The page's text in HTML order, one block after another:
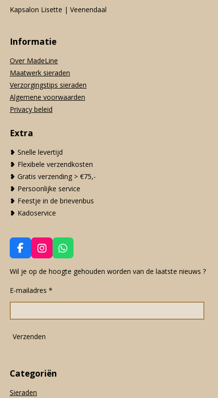
Kapsalon Lisette | Veenendaal
Informatie
Over MadeLine
Maatwerk sieraden
Verzorgingstips sieraden
Algemene voorwaarden
Privacy beleid
Extra
❥ Snelle levertijd
❥ Flexibele verzendkosten
❥ Gratis verzending > €75,-
❥ Persoonlijke service
❥ Feestje in de brievenbus
❥ Kadoservice
F
a
c
b
o
k
I
n
s
a
g
a
m
W
h
a
A
p
Wil je op de hoogte gehouden worden van de laatste nieuws ?
E-mailadres *
Verzenden
Categoriën
Sieraden